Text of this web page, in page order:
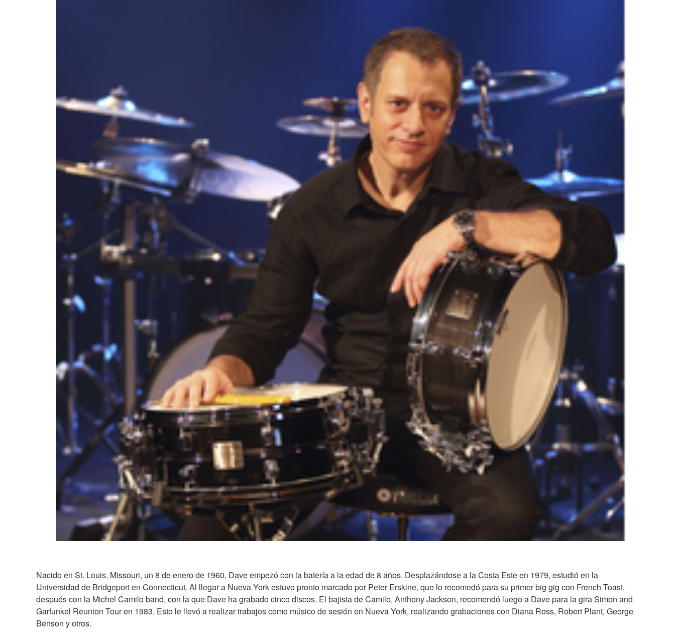
Nacido en St. Louis, Missouri, un 8 de enero de 1960, Dave empezó con la batería a la edad de 8 años. Desplazándose a la Costa Este en 1979, estudió en la
Universidad de Bridgeport en Connecticut. Al llegar a Nueva York estuvo pronto marcado por Peter Erskine, que lo recomedó para su primer big gig con French Toast,
después con la Michel Camilo band, con la que Dave ha grabado cinco discos. El bajista de Camilo, Anthony Jackson, recomendó luego a Dave para la gira Simon and
Garfunkel Reunion Tour en 1983. Esto le llevó a realizar trabajos como músico de sesión en Nueva York, realizando grabaciones con Diana Ross, Robert Plant, George
Benson y otros.